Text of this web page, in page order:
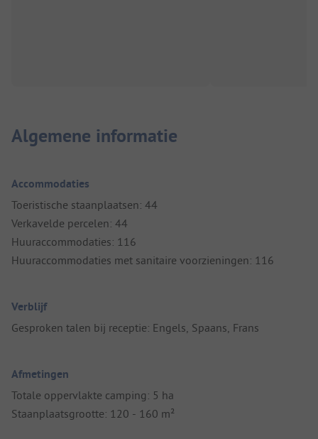
Algemene informatie
Accommodaties
Toeristische staanplaatsen: 44
Verkavelde percelen: 44
Huuraccommodaties: 116
Huuraccommodaties met sanitaire voorzieningen: 116
Verblijf
Gesproken talen bij receptie: Engels, Spaans, Frans
Afmetingen
Totale oppervlakte camping: 5 ha
Staanplaatsgrootte: 120 - 160 m²